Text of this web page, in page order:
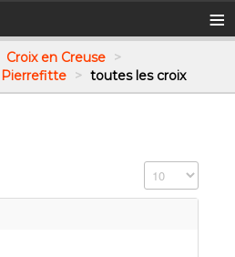
≡
Croix en Creuse >
Pierrefitte > toutes les croix
Affichage #